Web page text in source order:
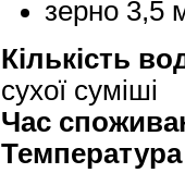
зерно 3,5
Кількість
сухої суміші
Час